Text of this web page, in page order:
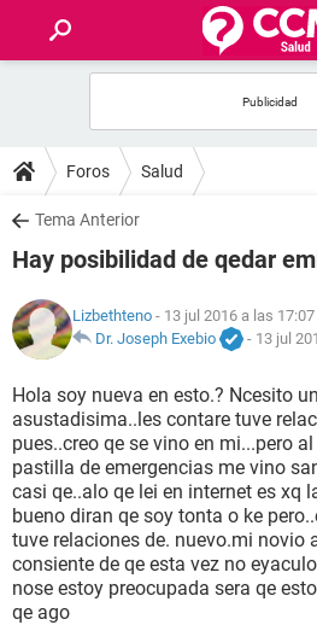
FOROS
SALUD
FAMILIA
NUTRICIÓN
BIENESTAR
SEXUALIDAD
GLOSARIO
Foros Salud
Tema Anterior
Hay posibilidad de qedar
Lizbethteno - 13 jul 2016 a las 17:07
Dr. Joseph Exebio
- 13 jul
Hola soy nueva en esto.? Ncesito
asustadisima..les contare tuve
pues..creo qe se vino en mi...pero
pastilla de emergencias me vino
casi qe..alo qe lei en internet es xq
bueno diran qe soy tonta o ke
tuve relaciones de. nuevo.mi novio
consiente de qe esta vez no
nose estoy preocupada sera qe
qe ago